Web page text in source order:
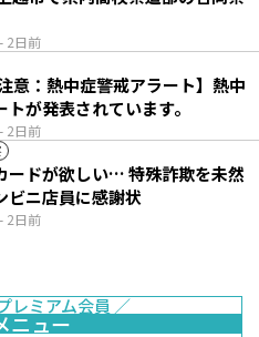
- 2日前
- 2日前
意：熱中症警戒アラート】熱中
が発表されています。
- 2日前
ードが欲しい… 特殊詐欺を未然
ビニ店員に感謝状